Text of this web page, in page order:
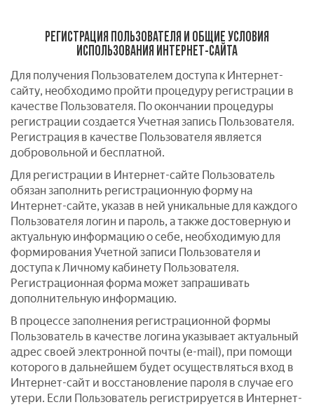
РЕГИСТРАЦИЯ ПОЛЬЗОВАТЕЛЯ И ОБЩИЕ УСЛОВИЯ
ИСПОЛЬЗОВАНИЯ ИНТЕРНЕТ-САЙТА
Для получения Пользователем доступа к Интернет-
сайту, необходимо пройти процедуру регистрации в
качестве Пользователя. По окончании процедуры
регистрации создается Учетная запись Пользователя.
Регистрация в качестве Пользователя является
добровольной и бесплатной.
Для регистрации в Интернет-сайте Пользователь
обязан заполнить регистрационную форму на
Интернет-сайте, указав в ней уникальные для каждого
Пользователя логин и пароль, а также достоверную и
актуальную информацию о себе, необходимую для
формирования Учетной записи Пользователя и
доступа к Личному кабинету Пользователя.
Регистрационная форма может запрашивать
дополнительную информацию.
В процессе заполнения регистрационной формы
Пользователь в качестве логина указывает актуальный
адрес своей электронной почты (e-mail), при помощи
которого в дальнейшем будет осуществляться вход в
Интернет-сайт и восстановление пароля в случае его
утери. Если Пользователь регистрируется в Интернет-